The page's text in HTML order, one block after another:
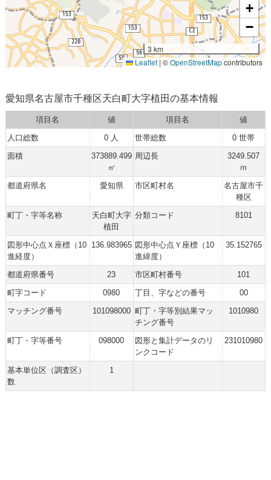
+
−
3 km
Leaflet | ©OpenStreetMapcontributors
愛知県名古屋市千種区天白町大字植田の基本情報
項目名 値 項目名
値
人口総数
0 人 世帯総数
0 世帯
面積
373889.499
㎡
周辺長
3249.507
ｍ
都道府県名
愛知県 市区町村名
名古屋市千
種区
町丁・字等名称
天白町大字
植田
分類コード 8101
図形中心点Ｘ座標（10
進経度）
136.983965 図形中心点Ｙ座標（10
進緯度）
35.152765
都道府県番号 23 市区町村番号
101
町字コード
0980 丁目、字などの番号
00
マッチング番号
101098000 町丁・字等別結果マッ
チング番号
1010980
町丁・字等番号 098000
図形と集計データのリ
ンクコード
231010980
基本単位区（調査区）
数
1